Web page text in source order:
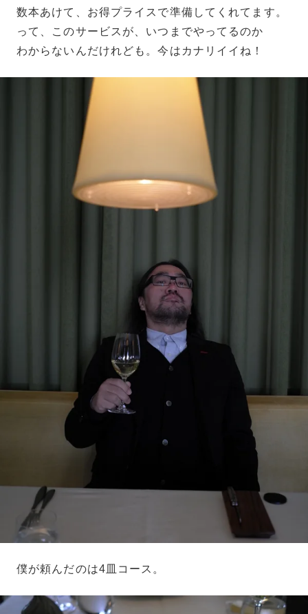
数本あけて、お得プライスで準備してくれてます。
って、このサービスが、いつまでやってるのか
わからないんだけれども。今はカナリイイね！
僕が頼んだのは4皿コース。